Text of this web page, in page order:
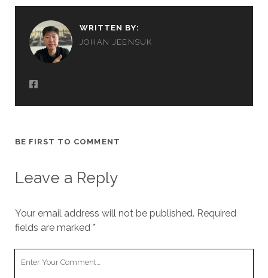
WRITTEN BY:
JOHAN JEENSUK
BE FIRST TO COMMENT
Leave a Reply
Your email address will not be published. Required
fields are marked *